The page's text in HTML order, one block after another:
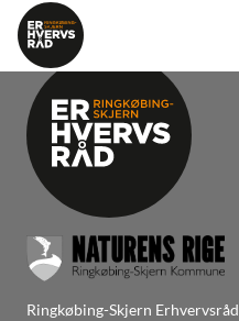
Ringkøbing-Skjern Erhvervsråd